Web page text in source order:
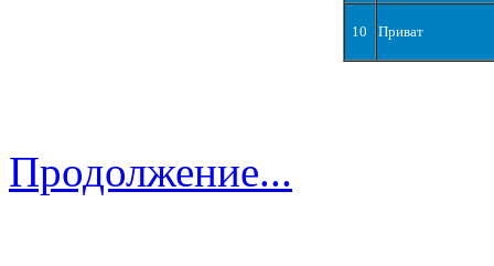
10 Приват
Продолжение...